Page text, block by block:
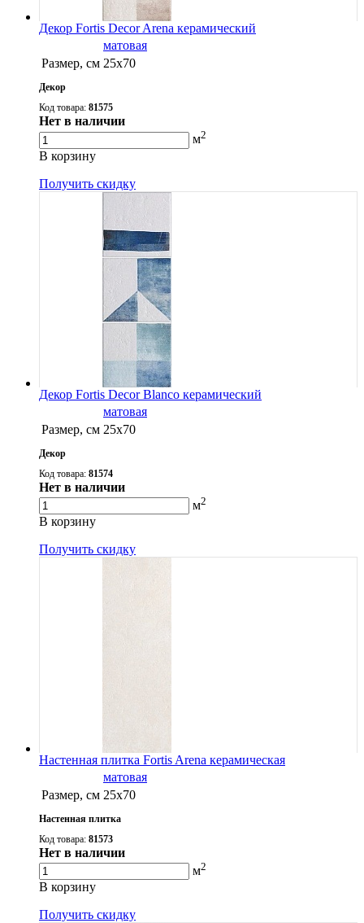
Декор Fortis Decor Arena керамический
матовая
Размер, см 25х70
Декор
Код товара: 81575
Нет в наличии
м2
В корзину
Получить скидку
Декор Fortis Decor Blanco керамический
матовая
Размер, см 25х70
Декор
Код товара: 81574
Нет в наличии
м2
В корзину
Получить скидку
Настенная плитка Fortis Arena керамическая
матовая
Размер, см 25х70
Настенная плитка
Код товара: 81573
Нет в наличии
м2
В корзину
Получить скидку